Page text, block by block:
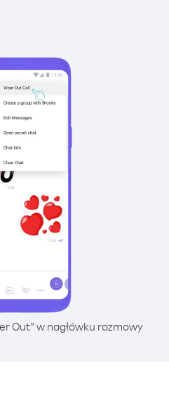
Out” w nagłówku rozmowy